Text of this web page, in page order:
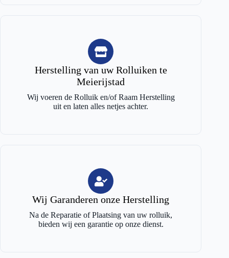
Herstelling van uw Rolluiken te
Meierijstad
Wij voeren de Rolluik en/of Raam Herstelling
uit en laten alles netjes achter.
Wij Garanderen onze Herstelling
Na de Reparatie of Plaatsing van uw rolluik,
bieden wij een garantie op onze dienst.